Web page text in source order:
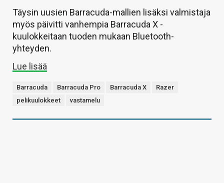
Täysin uusien Barracuda-mallien lisäksi valmistaja
myös päivitti vanhempia Barracuda X -
kuulokkeitaan tuoden mukaan Bluetooth-
yhteyden.
Lue lisää
Barracuda Barracuda Pro Barracuda X
Razer
pelikuulokkeet
vastamelu